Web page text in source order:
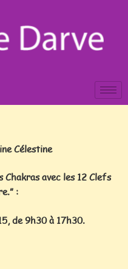
Célestine
avec les 12 Clefs
:
de 9h30 à 17h30.